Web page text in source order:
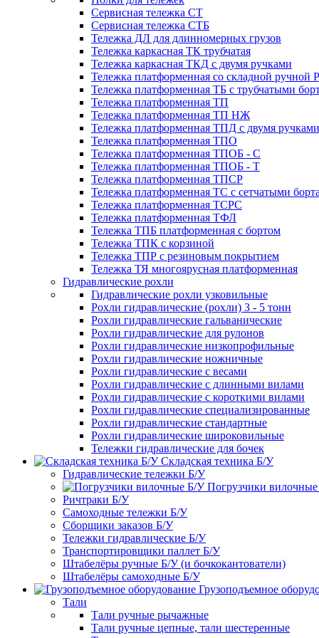
Сервисная тележка СТ
Сервисная тележка СТБ
Тележка ДЛ для длинномерных грузов
Тележка каркасная ТК трубчатая
Тележка каркасная ТКД с двумя ручками
Тележка платформенная со складной ручной
Тележка платформенная ТБ с трубчатыми
Тележка платформенная ТП
Тележка платформенная ТП НЖ
Тележка платформенная ТПД с двумя ручками
Тележка платформенная ТПО
Тележка платформенная ТПОБ - С
Тележка платформенная ТПОБ - Т
Тележка платформенная ТПСР
Тележка платформенная ТС с сетчатыми
Тележка платформенная ТСРС
Тележка платформенная ТФЛ
Тележка ТПБ платформенная с бортом
Тележка ТПК с корзиной
Тележка ТПР с резиновым покрытием
Тележка ТЯ многоярусная платформенная
Гидравлические рохли
Гидравлические рохли узковильные
Рохли гидравлические (рохли) 3 - 5 тонн
Рохли гидравлические гальванические
Рохли гидравлические для рулонов
Рохли гидравлические низкопрофильные
Рохли гидравлические ножничные
Рохли гидравлические с весами
Рохли гидравлические с длинными вилами
Рохли гидравлические с короткими вилами
Рохли гидравлические специализированные
Рохли гидравлические стандартные
Рохли гидравлические широковильные
Тележки гидравлические для бочек
Складская техника Б/У
Гидравлические тележки Б/У
Погрузчики
Ричтраки Б/У
Самоходные тележки Б/У
Сборщики заказов Б/У
Тележки гидравлические Б/У
Транспортировщики паллет Б/У
Штабелёры ручные Б/У (и бочкокантователи)
Штабелёры самоходные Б/У
Грузоподъемное
Тали
Тали ручные рычажные
Тали ручные цепные, тали шестеренные